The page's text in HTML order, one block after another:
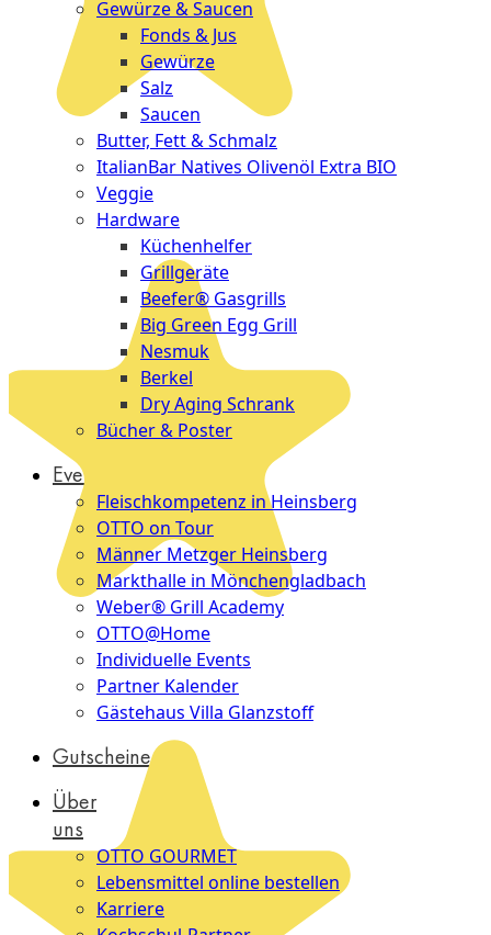
Gewürze & Saucen
Fonds & Jus
Gewürze
Salz
Saucen
Butter, Fett & Schmalz
ItalianBar Natives Olivenöl Extra BIO
Veggie
Hardware
Küchenhelfer
Grillgeräte
Beefer® Gasgrills
Big Green Egg Grill
Nesmuk
Berkel
Dry Aging Schrank
Bücher & Poster
Events
Fleischkompetenz in Heinsberg
OTTO on Tour
Männer Metzger Heinsberg
Markthalle in Mönchengladbach
Weber® Grill Academy
OTTO@Home
Individuelle Events
Partner Kalender
Gästehaus Villa Glanzstoff
Gutscheine
Über
uns
OTTO GOURMET
Lebensmittel online bestellen
Karriere